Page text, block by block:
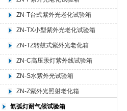
ZN-T台式紫外光老化试验箱
ZN-TX小型紫外光老化试验箱
ZN-TZ转鼓式紫外光老化箱
ZN-C高压汞灯紫外线试验箱
ZN-S水紫外光试验箱
ZN-Z紫外光照射老化箱
氙弧灯耐气候试验箱